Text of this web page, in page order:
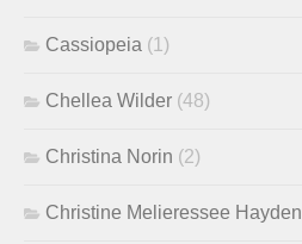
Cassiopeia (1)
Chellea Wilder (48)
Christina Norin (2)
Christine Melieressee Hayden